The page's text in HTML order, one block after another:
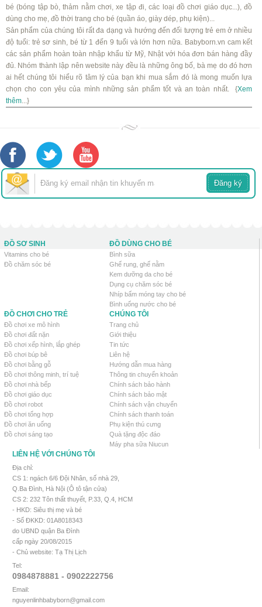
bé (bóng tập bò, thảm nằm chơi, xe tập đi, các loại đồ chơi giáo dục...), đồ
dùng cho mẹ, đồ thời trang cho bé (quần áo, giày dép, phụ kiện)...
Sản phẩm của chúng tôi rất đa dạng và hướng đến đối tượng trẻ em ở nhiều
độ tuổi: trẻ sơ sinh, bé từ 1 đến 9 tuổi và lớn hơn nữa. Babyborn.vn cam kết
các sản phẩm hoàn toàn nhập khẩu từ Mỹ, Nhật với hóa đơn bán hàng đầy
đủ. Nhóm thành lập nên website này đều là những ông bố, bà mẹ do đó hơn
ai hết chúng tôi hiểu rõ tâm lý của bạn khi mua sắm đó là mong muốn lựa
chọn cho con yêu của mình những sản phẩm tốt và an toàn nhất. {Xem
thêm...}
ĐỒ SƠ SINH
Vitamins cho bé
Đồ chăm sóc bé
ĐỒ DÙNG CHO BÉ
Bình sữa
Ghế rung, ghế nằm
Kem dưỡng da cho bé
Dụng cụ chăm sóc bé
Nhíp bấm móng tay cho bé
Bình uống nước cho bé
ĐỒ CHƠI CHO TRẺ
Đồ chơi xe mô hình
Đồ chơi đất nặn
Đồ chơi xếp hình, lắp ghép
Đồ chơi búp bê
Đồ chơi bằng gỗ
Đồ chơi thông minh, trí tuệ
Đồ chơi nhà bếp
Đồ chơi giáo dục
Đồ chơi robot
Đồ chơi tổng hợp
Đồ chơi ăn uống
Đồ chơi sáng tạo
CHÚNG TÔI
Trang chủ
Giới thiệu
Tin tức
Liên hệ
Hướng dẫn mua hàng
Thông tin chuyển khoản
Chính sách bảo hành
Chính sách bảo mật
Chính sách vận chuyển
Chính sách thanh toán
Phụ kiện thú cưng
Quà tặng độc đáo
Máy pha sữa Niucun
LIÊN HỆ VỚI CHÚNG TÔI
Địa chỉ:
CS 1: ngách 6/6 Đội Nhân, số nhà 29,
Q.Ba Đình, Hà Nội (Ô tô tận cửa)
CS 2: 232 Tôn thất thuyết, P.33, Q.4, HCM
- HKD: Siêu thị mẹ và bé
- Số ĐKKD: 01A8018343
do UBND quận Ba Đình
cấp ngày 20/08/2015
- Chủ website: Tạ Thị Lịch
Tel:
0984878881 - 0902222756
Email:
nguyenlinhbabyborn@gmail.com